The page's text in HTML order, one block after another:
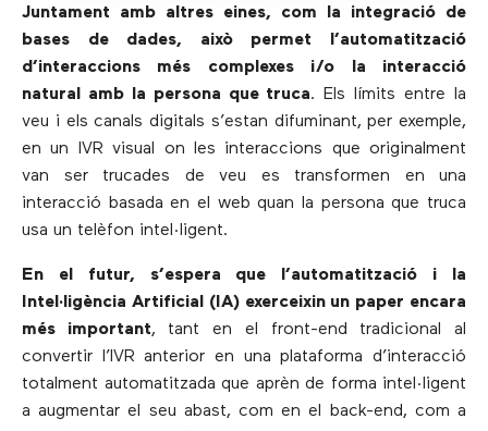
Juntament amb altres eines, com la integració de
bases de dades, això permet l’automatització
d’interaccions més complexes i/o la interacció
natural amb la persona que truca. Els límits entre la
veu i els canals digitals s’estan difuminant, per exemple,
en un IVR visual on les interaccions que originalment
van ser trucades de veu es transformen en una
interacció basada en el web quan la persona que truca
usa un telèfon intel·ligent.
En el futur, s’espera que l’automatització i la
Intel·ligència Artificial (IA) exerceixin un paper encara
més important, tant en el front-end tradicional al
convertir l’IVR anterior en una plataforma d’interacció
totalment automatitzada que aprèn de forma intel·ligent
a augmentar el seu abast, com en el back-end, com a